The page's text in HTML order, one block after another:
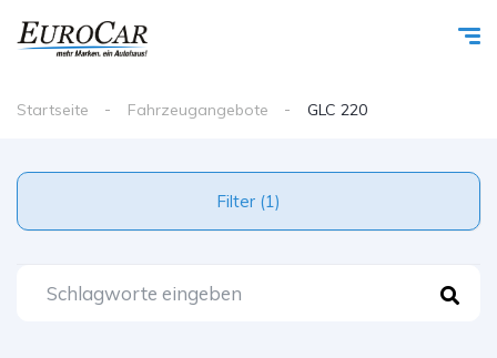
Startseite Fahrzeugangebote GLC 220
Filter (1)